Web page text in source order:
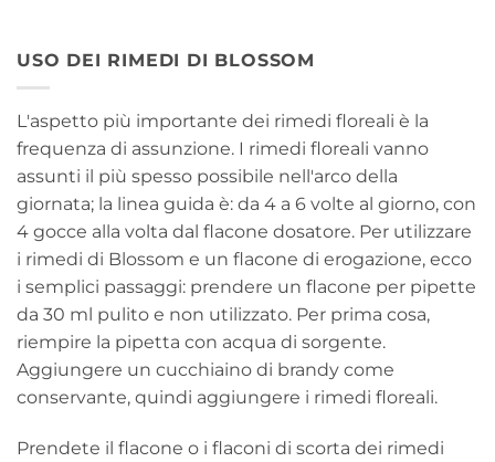
USO DEI RIMEDI DI BLOSSOM
L'aspetto più importante dei rimedi floreali è la
frequenza di assunzione. I rimedi floreali vanno
assunti il più spesso possibile nell'arco della
giornata; la linea guida è: da 4 a 6 volte al giorno, con
4 gocce alla volta dal flacone dosatore. Per utilizzare
i rimedi di Blossom e un flacone di erogazione, ecco
i semplici passaggi: prendere un flacone per pipette
da 30 ml pulito e non utilizzato. Per prima cosa,
riempire la pipetta con acqua di sorgente.
Aggiungere un cucchiaino di brandy come
conservante, quindi aggiungere i rimedi floreali.
Prendete il flacone o i flaconi di scorta dei rimedi